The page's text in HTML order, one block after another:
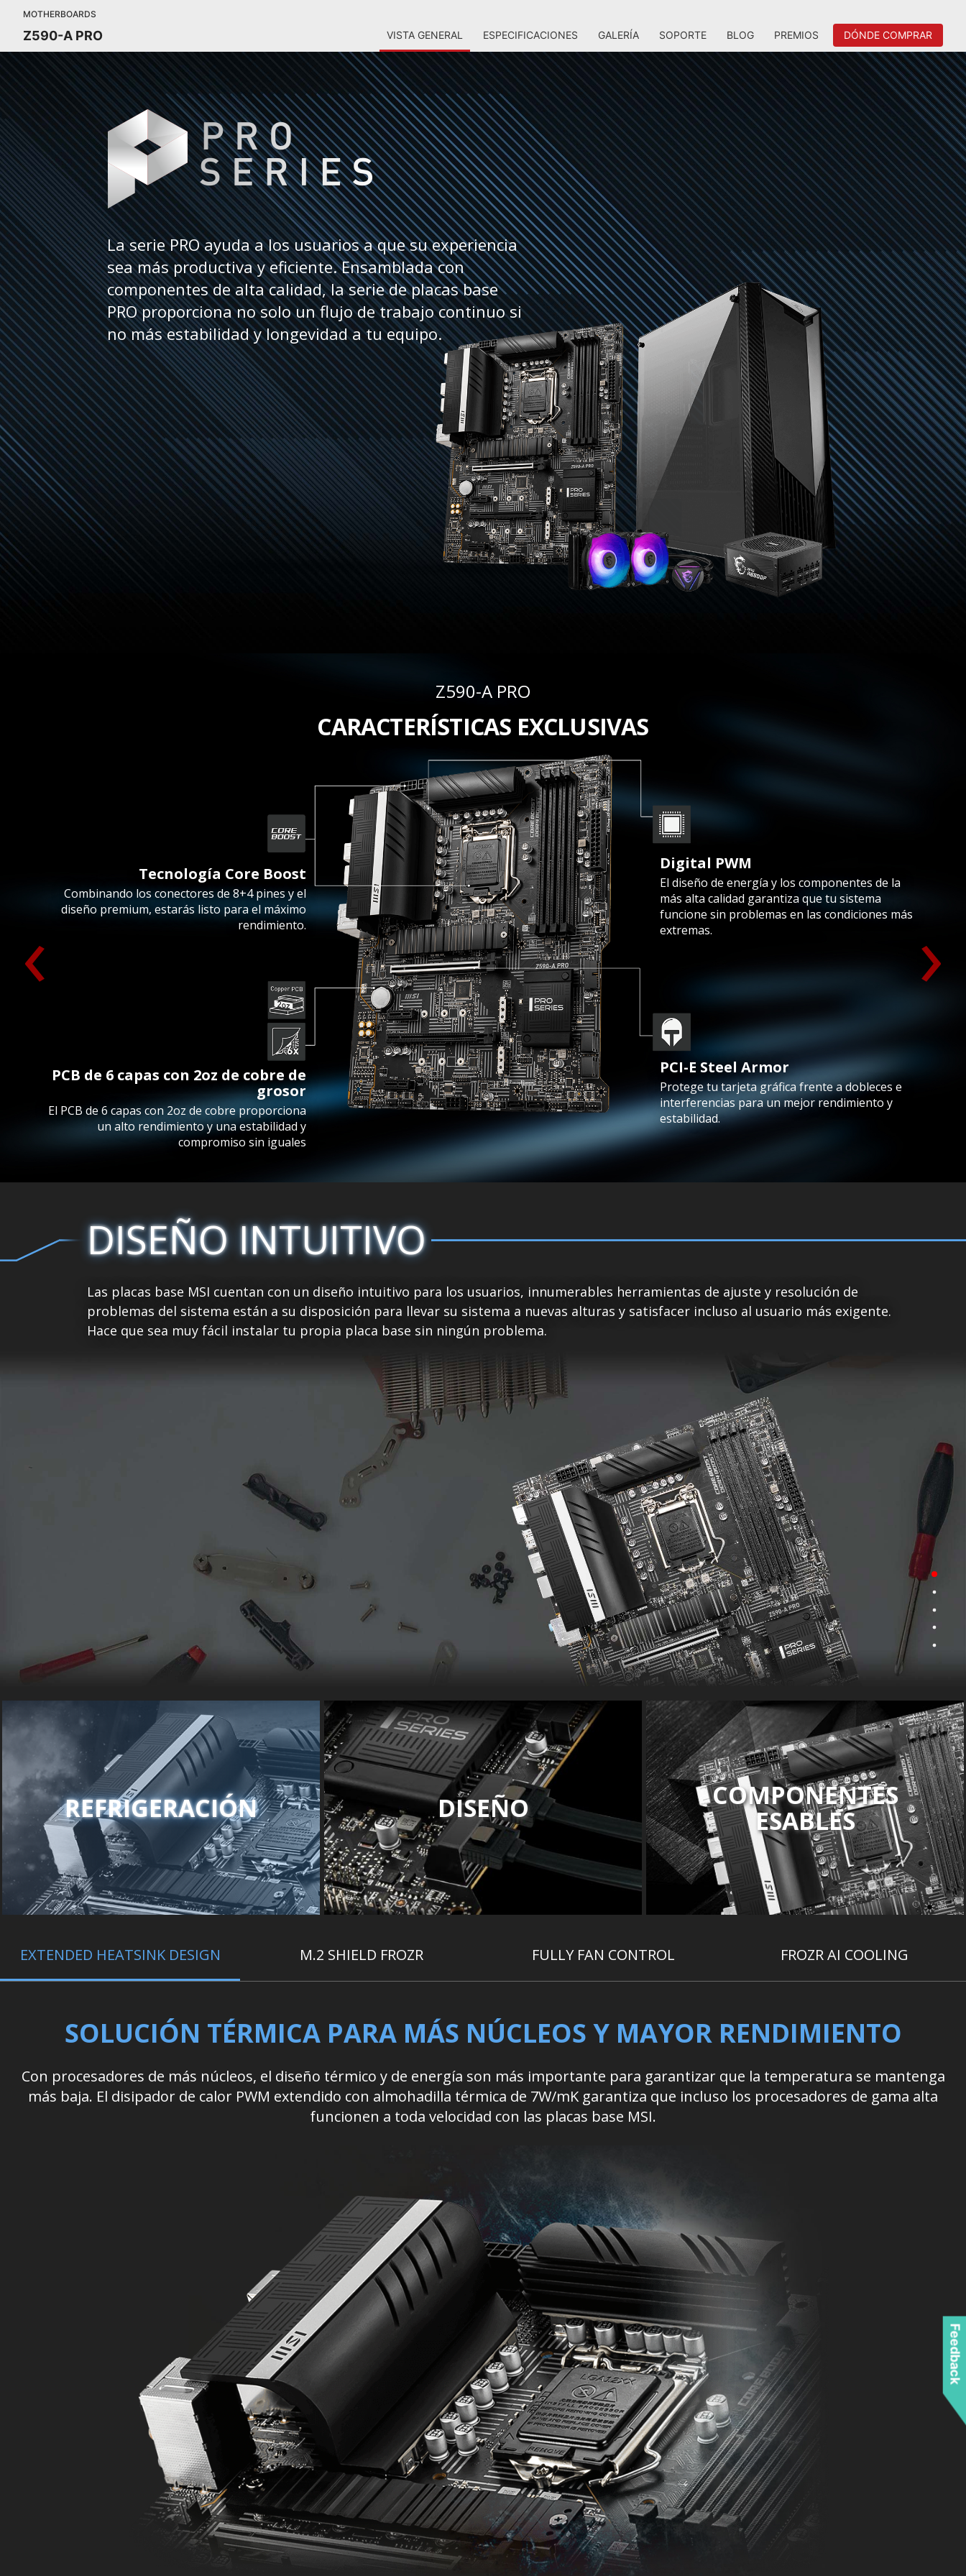
MOTHERBOARDS
Z590-A PRO VISTA GENERAL ESPECIFICACIONES GALERÍA SOPORTE BLOG PREMIOS DÓNDE COMPRAR
La serie PRO ayuda a los usuarios a que su experiencia
sea más productiva y eficiente. Ensamblada con
componentes de alta calidad, la serie de placas base
PRO proporciona no solo un flujo de trabajo continuo si
no más estabilidad y longevidad a tu equipo.
Z590-A PRO
CARACTERÍSTICAS EXCLUSIVAS
Tecnología Core Boost
Combinando los conectores de 8+4 pines y el
diseño premium, estarás listo para el máximo
rendimiento.
PCB de 6 capas con 2oz de cobre de
grosor
El PCB de 6 capas con 2oz de cobre proporciona
un alto rendimiento y una estabilidad y
compromiso sin iguales
Digital PWM
El diseño de energía y los componentes de la
más alta calidad garantiza que tu sistema
funcione sin problemas en las condiciones más
extremas.
PCI-E Steel Armor
Protege tu tarjeta gráfica frente a dobleces e
interferencias para un mejor rendimiento y
estabilidad.
‹ ›
DISEÑO INTUITIVO
Las placas base MSI cuentan con un diseño intuitivo para los usuarios, innumerables herramientas de ajuste y resolución de
problemas del sistema están a su disposición para llevar su sistema a nuevas alturas y satisfacer incluso al usuario más exigente.
Hace que sea muy fácil instalar tu propia placa base sin ningún problema.
REFRIGERACIÓN DISEÑO COMPONENTES
ESABLES
EXTENDED HEATSINK DESIGN M.2 SHIELD FROZR FULLY FAN CONTROL FROZR AI COOLING
SOLUCIÓN TÉRMICA PARA MÁS NÚCLEOS Y MAYOR RENDIMIENTO
Con procesadores de más núcleos, el diseño térmico y de energía son más importante para garantizar que la temperatura se mantenga
más baja. El disipador de calor PWM extendido con almohadilla térmica de 7W/mK garantiza que incluso los procesadores de gama alta
funcionen a toda velocidad con las placas base MSI.
Feedback